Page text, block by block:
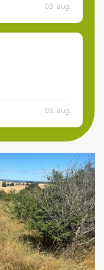
03. aug.
03. aug.